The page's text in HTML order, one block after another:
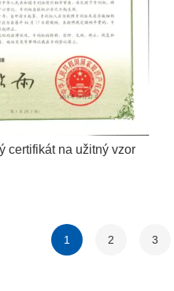
certifikát na užitný vzor
1 2 3